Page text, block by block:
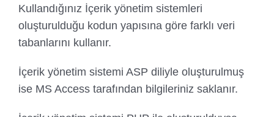
Kullandığınız İçerik yönetim sistemleri
oluşturulduğu kodun yapısına göre farklı veri
tabanlarını kullanır.
İçerik yönetim sistemi ASP diliyle oluşturulmuş
ise MS Access tarafından bilgileriniz saklanır.